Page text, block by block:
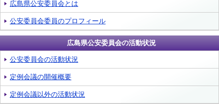
広島県公安委員会とは
公安委員会委員のプロフィール
広島県公安委員会の活動状況
公安委員会の活動状況
定例会議の開催概要
定例会議以外の活動状況